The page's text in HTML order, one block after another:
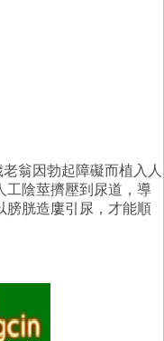
翁因勃起障礙而植入人
工陰莖擠壓到尿道，導
膀胱造廔引尿，才能順